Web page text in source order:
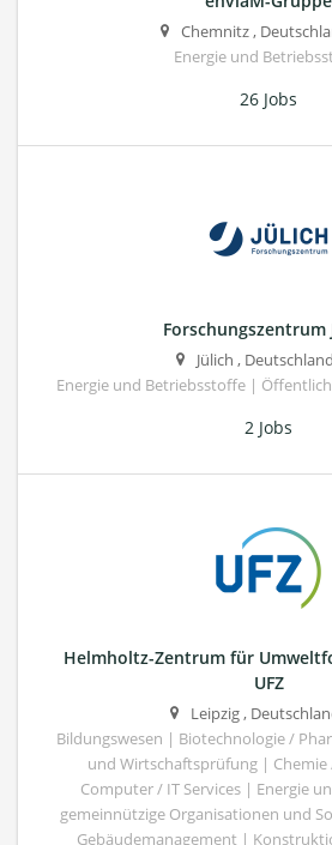
Chemnitz,
Energie und
26 Jobs
Forschungszentrum
Jülich , Deutschland
Energie und Betriebsstoffe |
2 Jobs
Helmholtz-Zentrum für
UFZ
Leipzig,
Bildungswesen | Biotechnologie /
und Wirtschaftsprüfung | Chemie
Computer / IT Services | Energie
gemeinnützige Organisationen und
Gebäudemanagement |